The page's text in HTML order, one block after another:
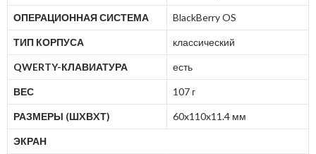
ОПЕРАЦИОННАЯ СИСТЕМА BlackBerry OS
ТИП КОРПУСА классический
QWERTY-КЛАВИАТУРА есть
ВЕС 107 г
РАЗМЕРЫ (ШXВXТ) 60x110x11.4 мм
ЭКРАН